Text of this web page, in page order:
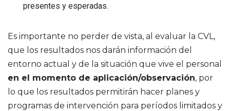
presentes y esperadas.
Es importante no perder de vista, al evaluar la CVL,
que los resultados nos darán información del
entorno actual y de la situación que vive el personal
en el momento de aplicación/observación, por
lo que los resultados permitirán hacer planes y
programas de intervención para períodos limitados y